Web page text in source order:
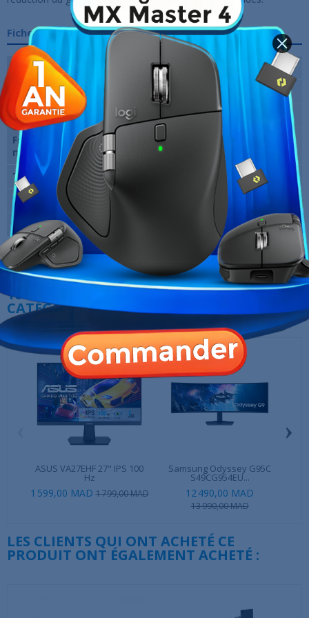
Fiche technique
Technologie de dalle
Taille
27 pouces
Résolution
2560 x 1440 pixels (2K)
Fréquence verticale
maxi
260 Hz
Temps de réponse
Marque
Garantie
Références spécifiques
10 AUTRES PRODUITS DANS LA MÊME
CATÉGORIE :
ASUS VA27EHF 27" IPS 100
Hz
1 599,00 MAD 1 799,00 MAD
Samsung Odyssey G95C
S49CG954EU...
12 490,00 MAD
13 990,00 MAD
›
LES CLIENTS QUI ONT ACHETÉ CE
PRODUIT ONT ÉGALEMENT ACHETÉ :